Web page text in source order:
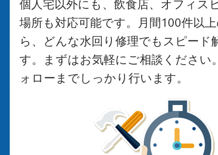
個人宅以外にも、飲食店、オフィス
場所も対応可能です。月間100件以
ら、どんな水回り修理でもスピード
す。まずはお気軽にご相談ください
ォローまでしっかり行います。